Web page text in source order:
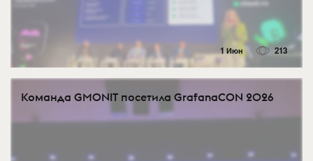
1 Июн 213
Команда GMONIT посетила GrafanaCON 2026